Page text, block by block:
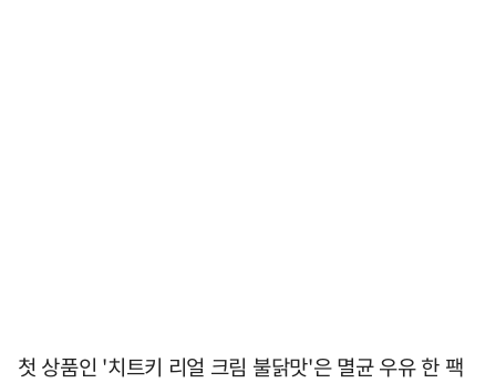
첫 상품인 '치트키 리얼 크림 불닭맛'은 멸균 우유 한 팩